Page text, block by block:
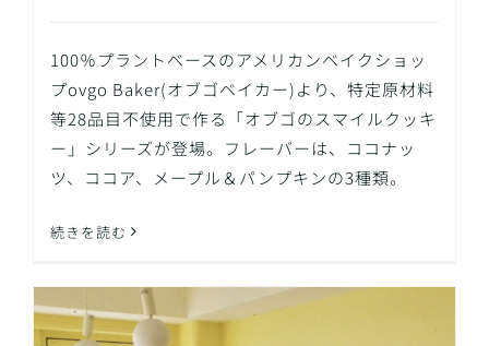
100％プラントベースのアメリカンベイクショッ
プovgo Baker(オブゴベイカー)より、特定原材料
等28品目不使用で作る「オブゴのスマイルクッキ
ー」シリーズが登場。フレーバーは、ココナッ
ツ、ココア、メープル＆パンプキンの3種類。
続きを読む